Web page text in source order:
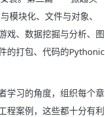
模块化、文件与对象、
戏、数据挖掘与分析、图
的打包、代码的Pythonic
学习的角度，组织每个章
程案例，这些都十分有利